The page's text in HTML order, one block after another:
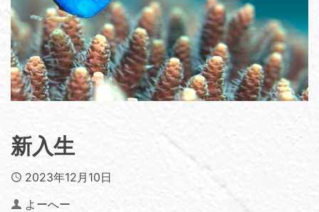
新入生
Published
2023年12月10日
Author
よーへー